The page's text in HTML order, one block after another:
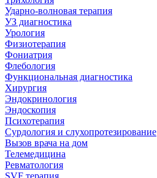
Ударно-волновая терапия
УЗ диагностика
Урология
Физиотерапия
Фониатрия
Флебология
Функциональная диагностика
Хирургия
Эндокринология
Эндоскопия
Психотерапия
Сурдология и слухопротезирование
Вызов врача на дом
Телемедицина
Ревматология
SVF терапия